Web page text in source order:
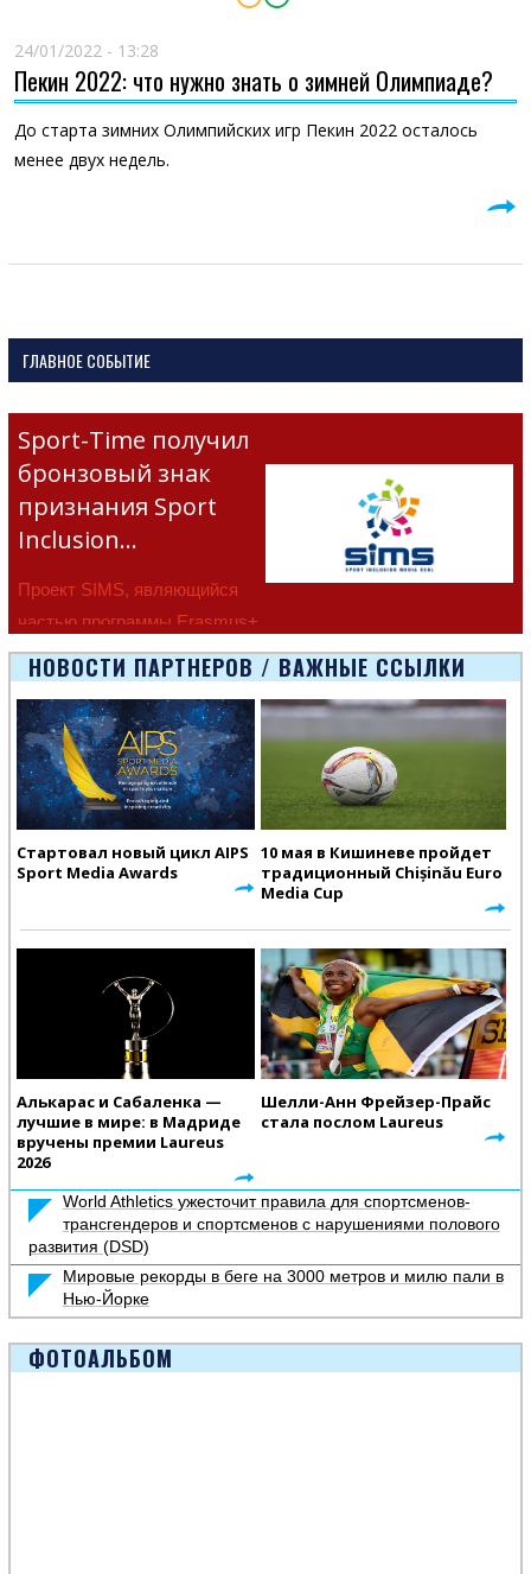
24/01/2022 - 13:28
Пекин 2022: что нужно знать о зимней Олимпиаде?
До старта зимних Олимпийских игр Пекин 2022 осталось
менее двух недель.
ГЛАВНОЕ СОБЫТИЕ
Sport-Time получил
бронзовый знак
признания Sport
Inclusion…
Проект SIMS, являющийся
частью программы Erasmus+
Европейско
НОВОСТИ ПАРТНЕРОВ / ВАЖНЫЕ ССЫЛКИ
Стартовал новый цикл AIPS
Sport Media Awards
10 мая в Кишиневе пройдет
традиционный Chișinău Euro
Media Cup
Алькарас и Сабаленка —
лучшие в мире: в Мадриде
вручены премии Laureus
2026
Шелли-Анн Фрейзер-Прайс
стала послом Laureus
World Athletics ужесточит правила для спортсменов-
трансгендеров и спортсменов с нарушениями полового
развития (DSD)
Мировые рекорды в беге на 3000 метров и милю пали в
Нью-Йорке
ФОТОАЛЬБОМ